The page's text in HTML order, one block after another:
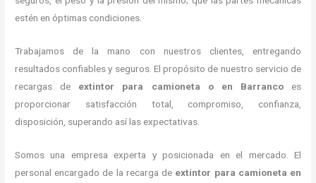
estén en óptimas condiciones.
Trabajamos de la mano con nuestros clientes, entregando
resultados confiables y seguros. El propósito de nuestro servicio de
recargas de extintor para camioneta o en Barrancoes
proporcionar satisfacción total, compromiso, confianza,
disposición, superando así las expectativas.
Somos una empresa experta y posicionada en el mercado. El
personal encargado de la recarga de extintor para camioneta en